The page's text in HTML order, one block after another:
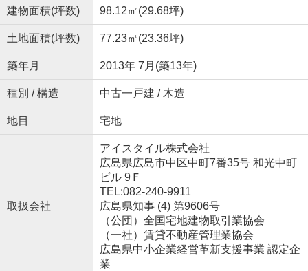
建物面積(坪数) 98.12㎡(29.68坪)
土地面積(坪数) 77.23㎡(23.36坪)
築年月 2013年 7月(築13年)
種別 / 構造 中古一戸建 / 木造
地目 宅地
取扱会社
アイスタイル株式会社
広島県広島市中区中町7番35号 和光中町
ビル 9Ｆ
TEL:082-240-9911
広島県知事 (4) 第9606号
（公団）全国宅地建物取引業協会
（一社）賃貸不動産管理業協会
広島県中小企業経営革新支援事業 認定企
業